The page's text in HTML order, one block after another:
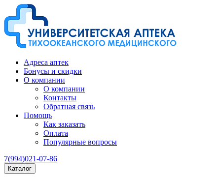
Адреса аптек
Бонусы и скидки
О компании
О компании
Контакты
Обратная связь
Помощь
Как заказать
Оплата
Популярные вопросы
7(994)021-07-86
Каталог